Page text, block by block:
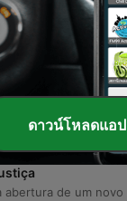
investigado / Visto
contra Lulinha /
ดาวน์โหลดแอป